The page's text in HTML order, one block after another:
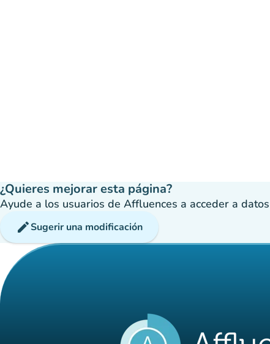
¿Quieres mejorar esta página?
Ayude a los usuarios de Affluences a acceder a
editSugerir una modificación